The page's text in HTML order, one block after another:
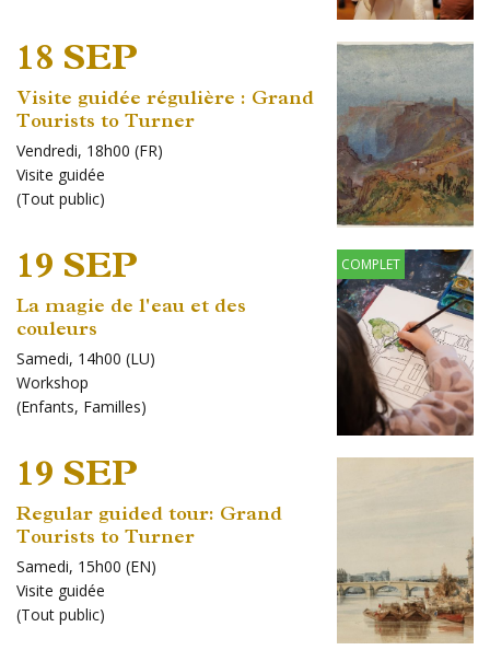
18 SEP
Visite guidée régulière : Grand
Tourists to Turner
Vendredi, 18h00 (FR)
Visite guidée
(Tout public)
19 SEP COMPLET
La magie de l'eau et des
couleurs
Samedi, 14h00 (LU)
Workshop
(Enfants, Familles)
19 SEP
Regular guided tour: Grand
Tourists to Turner
Samedi, 15h00 (EN)
Visite guidée
(Tout public)